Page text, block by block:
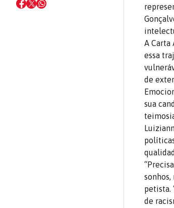
A Carta
essa
de
sua
petista.
de